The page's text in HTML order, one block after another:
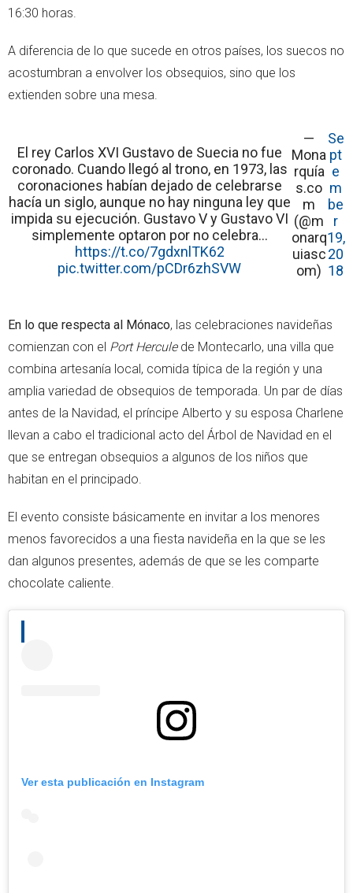
16:30 horas.
A diferencia de lo que sucede en otros países, los suecos no
acostumbran a envolver los obsequios, sino que los
extienden sobre una mesa.
El rey Carlos XVI Gustavo de Suecia no fue
coronado. Cuando llegó al trono, en 1973, las
coronaciones habían dejado de celebrarse
hacía un siglo, aunque no hay ninguna ley que
impida su ejecución. Gustavo V y Gustavo VI
simplemente optaron por no celebra…
https://t.co/7gdxnlTK62
pic.twitter.com/pCDr6zhSVW
—
Mona
rquía
s.co
m
(@m
onarq
uiasc
om)
Se
pt
e
m
be
r
19,
20
18
En lo que respecta al Mónaco, las celebraciones navideñas
comienzan con el Port Herculede Montecarlo, una villa que
combina artesanía local, comida típica de la región y una
amplia variedad de obsequios de temporada. Un par de días
antes de la Navidad, el príncipe Alberto y su esposa Charlene
llevan a cabo el tradicional acto del Árbol de Navidad en el
que se entregan obsequios a algunos de los niños que
habitan en el principado.
El evento consiste básicamente en invitar a los menores
menos favorecidos a una fiesta navideña en la que se les
dan algunos presentes, además de que se les comparte
chocolate caliente.
Ver esta publicación en Instagram